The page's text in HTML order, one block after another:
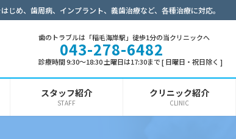
め、歯周病、インプラント、義歯治療など、各種治療に対応。
歯のトラブルは「稲毛海岸駅」徒歩1分の当クリニックへ
043-278-6482
診療時間 9:30～18:30 土曜日は17:30まで [ 日曜日・祝日除く ]
スタッフ紹介
STAFF
クリニック紹介
CLINIC